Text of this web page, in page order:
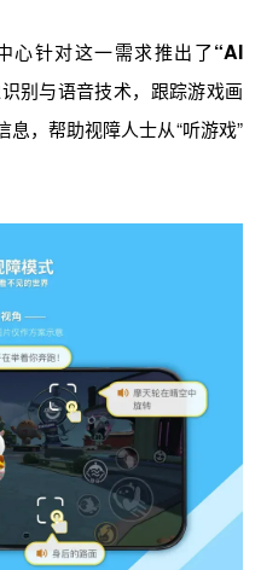
心针对这一需求推出了“AI
别与语音技术，跟踪游戏画
，帮助视障人士从“听游戏”